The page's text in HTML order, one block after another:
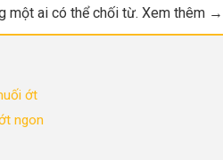
một ai có thể chối từ. Xem thêm →
ớt
ngon